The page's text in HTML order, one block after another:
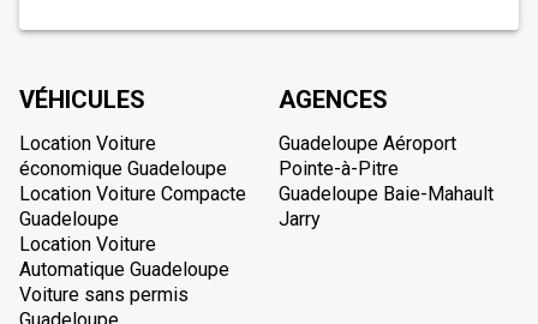
VÉHICULES
Location Voiture
économique Guadeloupe
Location Voiture Compacte
Guadeloupe
Location Voiture
Automatique Guadeloupe
Voiture sans permis
AGENCES
Guadeloupe Aéroport
Pointe-à-Pitre
Guadeloupe Baie-Mahault
Jarry